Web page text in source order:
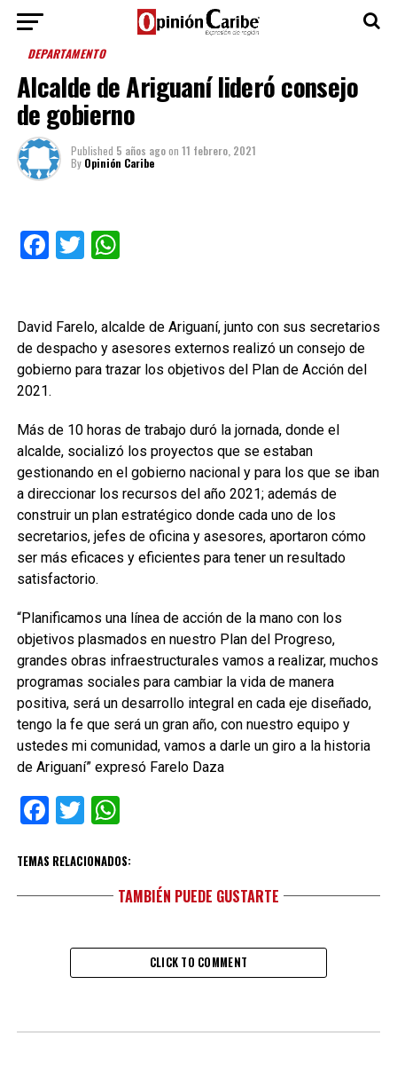
DEPARTAMENTO
Alcalde de Ariguaní lideró consejo
de gobierno
Published 5 años agoon 11 febrero, 2021
By Opinión Caribe
Facebook
TwitterWhatsApp
David Farelo, alcalde de Ariguaní, junto con sus secretarios
de despacho y asesores externos realizó un consejo de
gobierno para trazar los objetivos del Plan de Acción del
2021.
Más de 10 horas de trabajo duró la jornada, donde el
alcalde, socializó los proyectos que se estaban
gestionando en el gobierno nacional y para los que se iban
a direccionar los recursos del año 2021; además de
construir un plan estratégico donde cada uno de los
secretarios, jefes de oficina y asesores, aportaron cómo
ser más eficaces y eficientes para tener un resultado
satisfactorio.
“Planificamos una línea de acción de la mano con los
objetivos plasmados en nuestro Plan del Progreso,
grandes obras infraestructurales vamos a realizar, muchos
programas sociales para cambiar la vida de manera
positiva, será un desarrollo integral en cada eje diseñado,
tengo la fe que será un gran año, con nuestro equipo y
ustedes mi comunidad, vamos a darle un giro a la historia
de Ariguaní” expresó Farelo Daza
Facebook
TwitterWhatsApp
TEMAS RELACIONADOS:
TAMBIÉN PUEDE GUSTARTE
CLICK TO COMMENT